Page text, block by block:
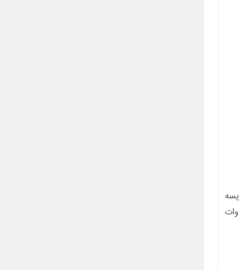
توان مصرفی 5.5 تا 10 وات